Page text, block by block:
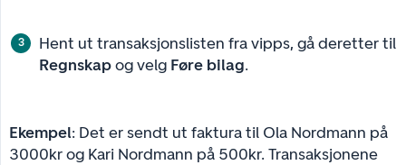
Hent ut transaksjonslisten fra vipps, gå deretter til
Regnskapog velg Føre bilag.
Ekempel: Det er sendt ut faktura til Ola Nordmann på
3000kr og Kari Nordmann på 500kr. Transaksjonene